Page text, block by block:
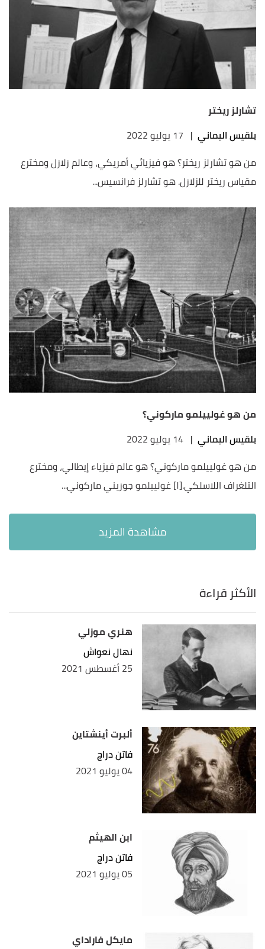
تشارلز ريختر
بلقيس اليماني | 17 يوليو 2022
من هو تشارلز ريختر؟ هو فيزيائي أمريكي، وعالم زلازل ومخترع
مقياس ريختر للزلازل. هو تشارلز فرانسيس...
من هو غولييلمو ماركوني؟
بلقيس اليماني | 14 يوليو 2022
من هو غولييلمو ماركوني؟ هو عالم فيزياء إيطالي، ومخترع
التلغراف اللاسلكي.[١] غولييلمو جوزيني ماركوني...
الأكثر قراءة
هنري موزلي
نهال نعواش
25 أغسطس 2021
ألبرت أينشتاين
فاتن دراج
04 يوليو 2021
ابن الهيثم
فاتن دراج
05 يوليو 2021
مايكل فاراداي